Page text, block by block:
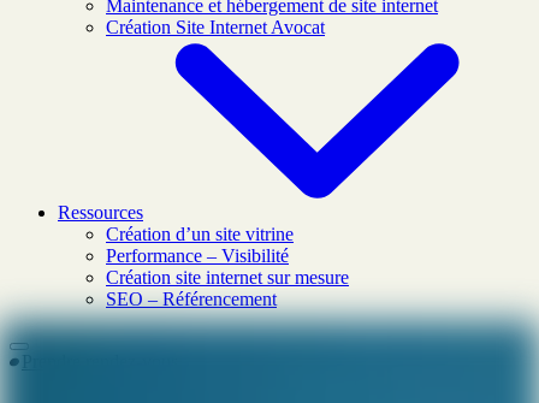
Maintenance et hébergement de site internet
Création Site Internet Avocat
Ressources
Création d’un site vitrine
Performance – Visibilité
Création site internet sur mesure
SEO – Référencement